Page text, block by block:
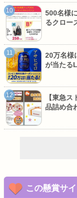
500名様
るクロー
20万名様
が当たる
【東急
品詰め合
この懸賞サ